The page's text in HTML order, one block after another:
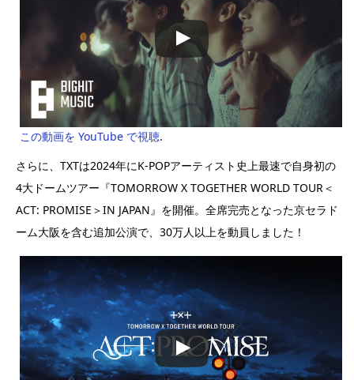
この動画を YouTube で視聴.
さらに、TXTは2024年にK-POPアーティスト史上最速で自身初の
4大ドームツアー『TOMORROW X TOGETHER WORLD TOUR＜
ACT: PROMISE＞IN JAPAN』を開催。全席完売となった京セラド
ーム大阪を含む追加公演で、30万人以上を動員しました！